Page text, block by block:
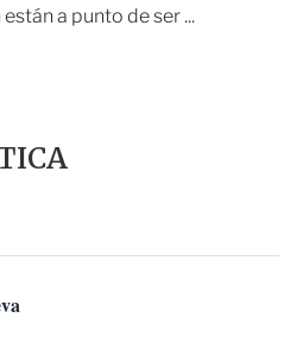
a punto de ser ...